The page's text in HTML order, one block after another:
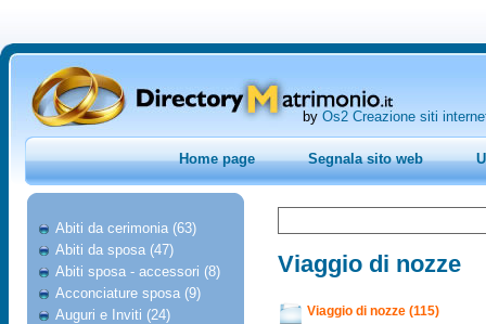
by Os2 Creazione siti
Home page Segnala sito web
Abiti da cerimonia (63)
Abiti da sposa (47)
Abiti sposa - accessori (8)
Acconciature sposa (9)
Auguri e Inviti (24)
Viaggio di nozze
Viaggio di nozze (115)